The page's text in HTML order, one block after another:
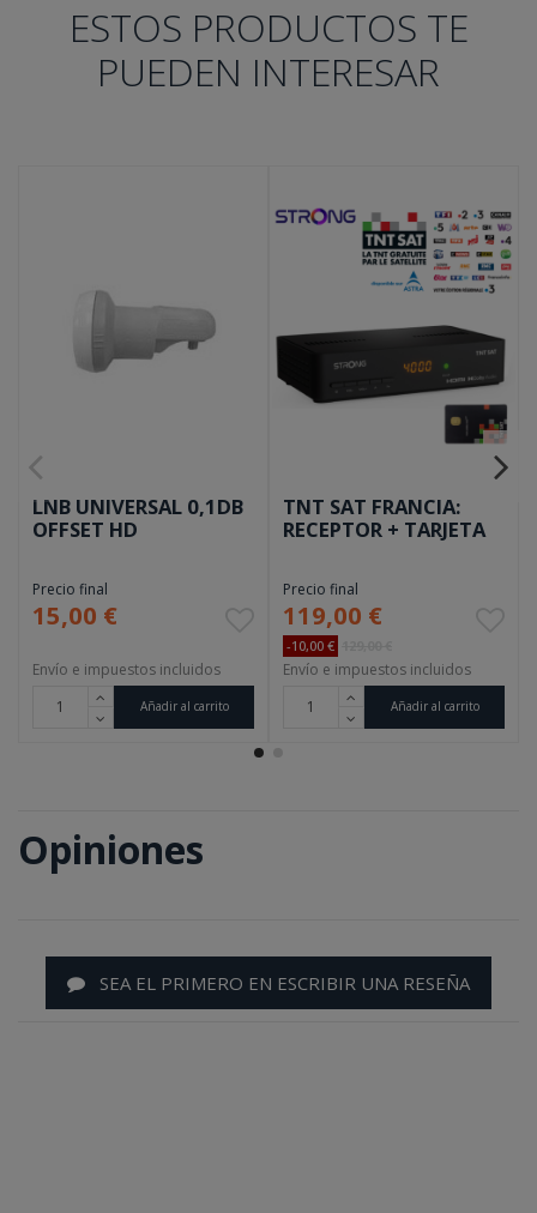
ESTOS PRODUCTOS TE
PUEDEN INTERESAR
LNB UNIVERSAL 0,1DB
OFFSET HD
Precio final
15,00 €
Envío e impuestos incluidos
Añadir al carrito
TNT SAT FRANCIA:
RECEPTOR + TARJETA
Precio final
119,00 €
-10,00 €
Envío e impuestos incluidos
Añadir al carrito
Opiniones
SEA EL PRIMERO EN ESCRIBIR UNA RESEÑA